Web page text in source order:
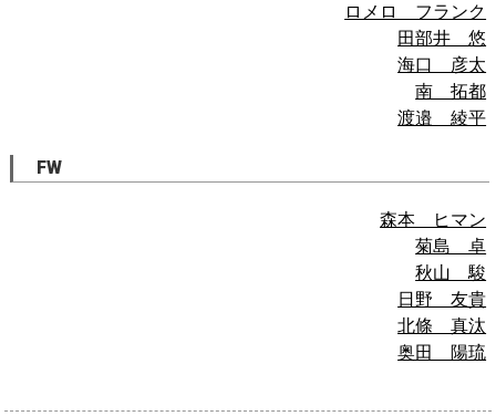
ロメロ フランク
田部井 悠
海口 彦太
南 拓都
渡邉 綾平
FW
森本 ヒマン
菊島 卓
秋山 駿
日野 友貴
北條 真汰
奥田 陽琉